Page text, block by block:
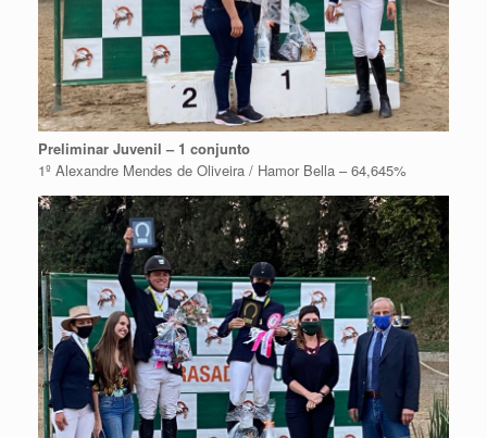
Preliminar Juvenil – 1 conjunto
1º Alexandre Mendes de Oliveira / Hamor Bella – 64,645%